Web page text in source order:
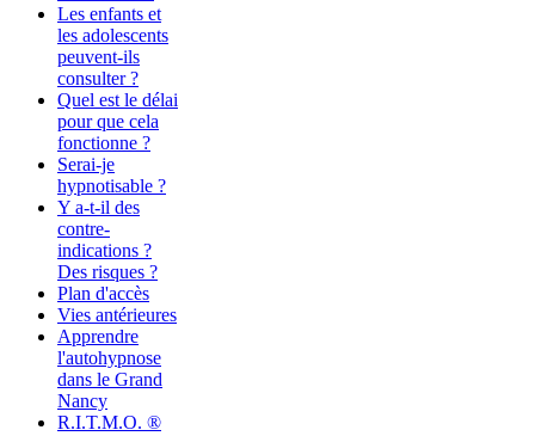
Les enfants et
les adolescents
peuvent-ils
consulter ?
Quel est le délai
pour que cela
fonctionne ?
Serai-je
hypnotisable ?
Y a-t-il des
contre-
indications ?
Des risques ?
Plan d'accès
Vies antérieures
Apprendre
l'autohypnose
dans le Grand
Nancy
R.I.T.M.O. ®